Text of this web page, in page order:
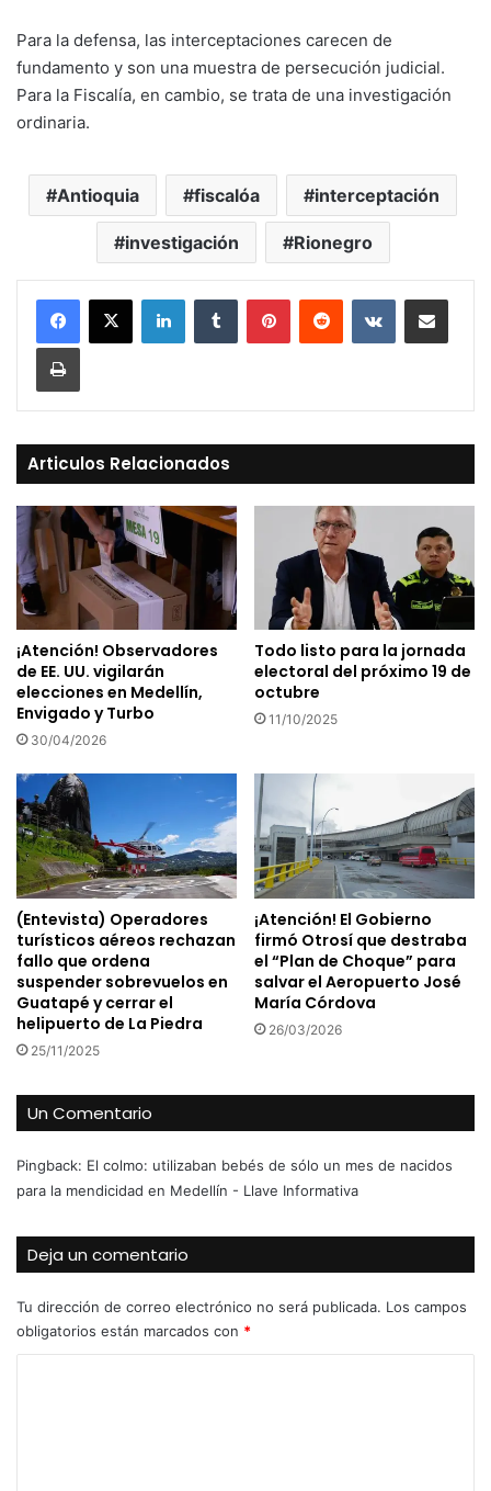
Para la defensa, las interceptaciones carecen de
fundamento y son una muestra de persecución judicial.
Para la Fiscalía, en cambio, se trata de una investigación
ordinaria.
Antioquia fiscalóa interceptación
investigación Rionegro
LinkedInTumblr PinterestReddit VKontakteCompartir vía Mail
Print
Articulos Relacionados
¡Atención! Observadores
de EE. UU. vigilarán
elecciones en Medellín,
Envigado y Turbo
30/04/2026
Todo listo para la jornada
electoral del próximo 19 de
octubre
11/10/2025
(Entevista) Operadores
turísticos aéreos rechazan
fallo que ordena
suspender sobrevuelos en
Guatapé y cerrar el
helipuerto de La Piedra
25/11/2025
¡Atención! El Gobierno
firmó Otrosí que destraba
el “Plan de Choque” para
salvar el Aeropuerto José
María Córdova
26/03/2026
Un Comentario
Pingback: El colmo: utilizaban bebés de sólo un mes de nacidos
para la mendicidad en Medellín - Llave Informativa
Deja un comentario
Tu dirección de correo electrónico no será publicada. Los campos
obligatorios están marcados con *